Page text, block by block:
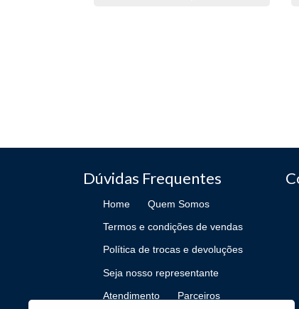
Dúvidas Frequentes
Home Quem Somos
Termos e condições de vendas
Política de trocas e devoluções
Seja nosso representante
Atendimento Parceiros